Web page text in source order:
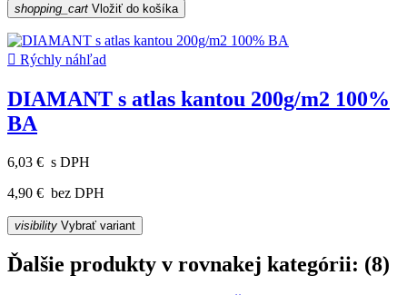
shopping_cart Vložiť do košíka
 Rýchly náhľad
DIAMANT s atlas kantou 200g/m2 100%
BA
6,03 € s DPH
4,90 € bez DPH
visibility Vybrať variant
Ďalšie produkty v rovnakej kategórii: (8)